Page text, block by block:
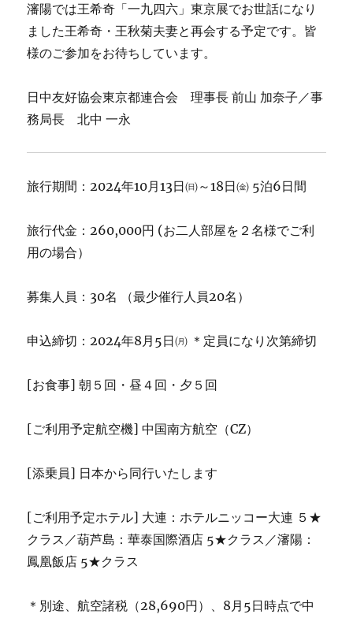
瀋陽では王希奇「一九四六」東京展でお世話になり
ました王希奇・王秋菊夫妻と再会する予定です。皆
様のご参加をお待ちしています。
日中友好協会東京都連合会 理事長 前山 加奈子／事
務局長 北中 一永
旅行期間：2024年10月13日㈰～18日㈮ 5泊6日間
旅行代金：260,000円 (お二人部屋を２名様でご利
用の場合）
募集人員：30名 （最少催行人員20名）
申込締切：2024年8月5日㈪ ＊定員になり次第締切
[お食事] 朝５回・昼４回・夕５回
[ご利用予定航空機] 中国南方航空（CZ）
[添乗員] 日本から同行いたします
[ご利用予定ホテル] 大連：ホテルニッコー大連 ５★
クラス／葫芦島：華泰国際酒店 5★クラス／瀋陽：
鳳凰飯店 5★クラス
＊別途、航空諸税（28,690円）、8月5日時点で中